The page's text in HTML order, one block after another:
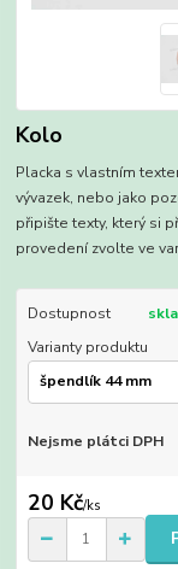
Kolo
Placka s vlastním
vývazek, nebo jako
připište texty, který si
provedení zvolte ve
Dostupnost
Varianty produktu
Nejsme plátci DPH
20 Kč/ks